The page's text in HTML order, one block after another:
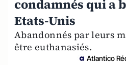
condamnés qui a
Etats-Unis
Abandonnés par leurs
être euthanasiés.
Atlantico